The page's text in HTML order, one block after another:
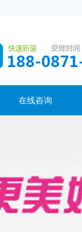
在线咨询